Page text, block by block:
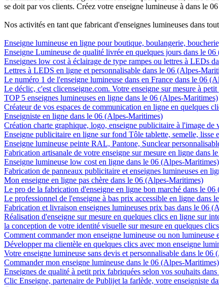
se doit par vos clients. Créez votre enseigne lumineuse à dans le
Nos activités en tant que fabricant d'enseignes lumineuses dans
Enseigne lumineuse en ligne pour boutique, boulangerie,
Enseigne Lumineuse de qualité livrée en quelques jours dans le
Enseignes low cost à éclairage de type rampes ou lettres à LEDs
Lettres à LEDS en ligne et personnalisable dans le 06 (Alpes-
Le numéro 1 de l'enseigne lumineuse dans en France dans le 06
Le déclic, c'est clicenseigne.com. Votre enseigne sur mesure à
TOP 5 enseignes lumineuses en ligne dans le 06 (Alpes-Maritimes)
Créateur de vos espaces de communication en ligne en quelques
Enseigniste en ligne dans le 06 (Alpes-Maritimes)
Création charte graphique, logo, enseigne publicitaire à l'image
Enseigne publicitaire en ligne sur fond Tôle tablette, semelle,
Enseigne lumineuse peinte RAL, Pantone, Sunclear
Fabrication artisanale de votre enseigne sur mesure en ligne dans
Enseigne lumineuse low cost en ligne dans le 06 (Alpes-Maritimes)
Fabrication de panneaux publicitaire et enseignes lumineuses en
Mon enseigne en ligne pas chère dans le 06 (Alpes-Maritimes)
Le pro de la fabrication d'enseigne en ligne bon marché dans le
Le professionnel de l'enseigne à bas prix accessible en ligne dans
Fabrication et livraison enseignes lumineuses prix bas dans le 06
Réalisation d'enseigne sur mesure en quelques clics en ligne sur
la conception de votre identité visuelle sur mesure en quelques
Comment commander mon enseigne lumineuse ou non
Développer ma clientèle en quelques clics avec mon enseigne
Votre enseigne lumineuse sans devis et personnalisable dans le 06
Commander mon enseigne lumineuse dans le 06 (Alpes-Maritimes)
Enseignes de qualité à petit prix fabriquées selon vos souhaits
Clic Enseigne, partenaire de Publijet la farlède, votre enseigniste